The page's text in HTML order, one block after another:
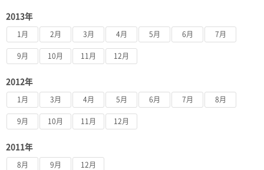
2013年
1月 2月 3月 4月 5月 6月 7月
9月 10月 11月 12月
2012年
1月 3月 4月 5月 6月 7月 8月
9月 10月 11月 12月
2011年
8月 9月 12月